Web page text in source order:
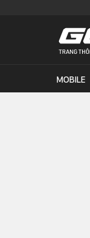
MOBILE